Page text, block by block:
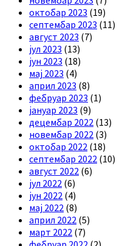
октобар 2023 (19)
септембар 2023 (11)
август 2023 (7)
јул 2023 (13)
јун 2023 (18)
мај 2023 (4)
април 2023 (8)
фебруар 2023 (1)
јануар 2023 (9)
децембар 2022 (13)
новембар 2022 (3)
октобар 2022 (18)
септембар 2022 (10)
август 2022 (6)
јул 2022 (6)
јун 2022 (4)
мај 2022 (8)
април 2022 (5)
март 2022 (7)